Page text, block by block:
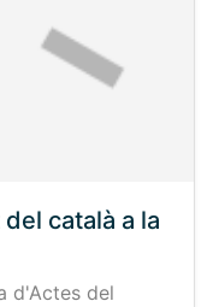
català a la
d'Actes del